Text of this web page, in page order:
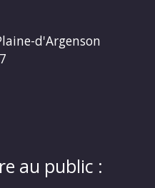
d'Argenson
au public :